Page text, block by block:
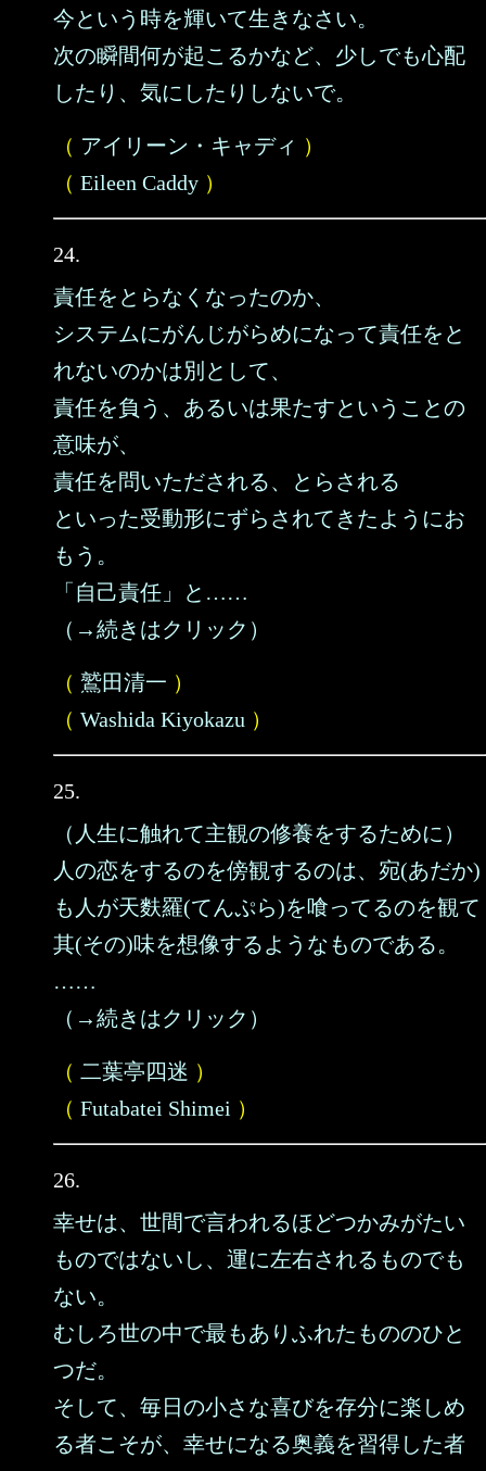
今という時を輝いて生きなさい。
次の瞬間何が起こるかなど、少しでも心配
したり、気にしたりしないで。
（ アイリーン・キャディ ）
（ Eileen Caddy ）
24.
責任をとらなくなったのか、
システムにがんじがらめになって責任をと
れないのかは別として、
責任を負う、あるいは果たすということの
意味が、
責任を問いただされる、とらされる
といった受動形にずらされてきたようにお
もう。
「自己責任」と……
（→続きはクリック）
（ 鷲田清一 ）
（ Washida Kiyokazu ）
25.
（人生に触れて主観の修養をするために）
人の恋をするのを傍観するのは、宛(あだか)
も人が天麩羅(てんぷら)を喰ってるのを観て
其(その)味を想像するようなものである。
……
（→続きはクリック）
（ 二葉亭四迷 ）
（ Futabatei Shimei ）
26.
幸せは、世間で言われるほどつかみがたい
ものではないし、運に左右されるものでも
ない。
むしろ世の中で最もありふれたもののひと
つだ。
そして、毎日の小さな喜びを存分に楽しめ
る者こそが、幸せになる奥義を習得した者